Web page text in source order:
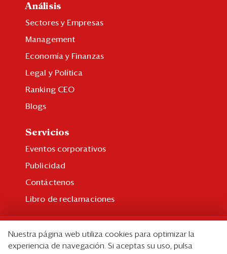
Análisis
Sectores y Empresas
Management
Economía y Finanzas
Legal y Política
Ranking CEO
Blogs
Servicios
Eventos corporativos
Publicidad
Contáctenos
Libro de reclamaciones
Suscripción individual
Nuestra página web utiliza cookies para optimizar la
experiencia de navegación. Si aceptas su uso, pulsa